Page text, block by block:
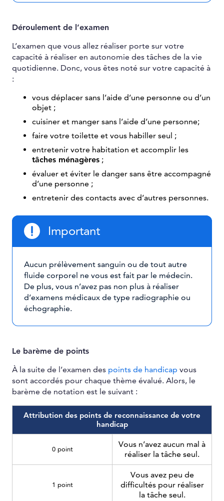
Déroulement de l’examen
L’examen que vous allez réaliser porte sur votre
capacité à réaliser en autonomie des tâches de la vie
quotidienne. Donc, vous êtes noté sur votre capacité à
:
vous déplacer sans l’aide d’une personne ou d’un
objet ;
cuisiner et manger sans l’aide d’une personne;
faire votre toilette et vous habiller seul ;
entretenir votre habitation et accomplir les
tâches ménagères ;
évaluer et éviter le danger sans être accompagné
d’une personne ;
entretenir des contacts avec d’autres personnes.
Important
Aucun prélèvement sanguin ou de tout autre
fluide corporel ne vous est fait par le médecin.
De plus, vous n’avez pas non plus à réaliser
d’examens médicaux de type radiographie ou
échographie.
Le barème de points
À la suite de l’examen des points de handicap vous
sont accordés pour chaque thème évalué. Alors, le
barème de notation est le suivant :
Attribution des points de reconnaissance de votre
handicap
0 point
Vous n’avez aucun mal à
réaliser la tâche seul.
1 point
Vous avez peu de
difficultés pour réaliser
la tâche seul.